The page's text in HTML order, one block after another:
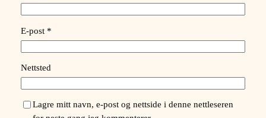
E-post *
Nettsted
Lagre mitt navn, e-post og nettside i denne nettleseren